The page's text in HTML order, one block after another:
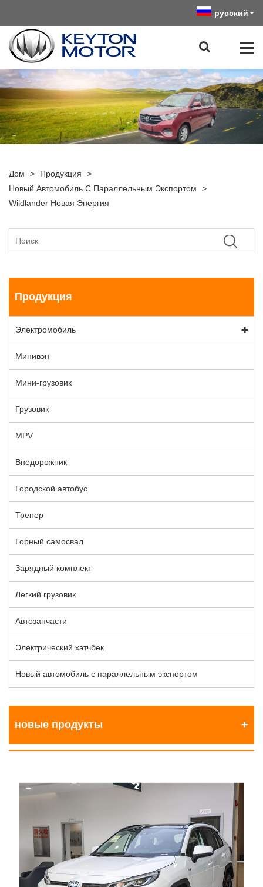
русский
Дом > Продукция
>
Новый Автомобиль С Параллельным Экспортом
>
Wildlander Новая Энергия
Продукция
Электромобиль
Минивэн
Мини-грузовик
Грузовик
MPV
Внедорожник
Городской автобус
Тренер
Горный самосвал
Зарядный комплект
Легкий грузовик
Автозапчасти
Электрический хэтчбек
Новый автомобиль с параллельным экспортом
новые продукты